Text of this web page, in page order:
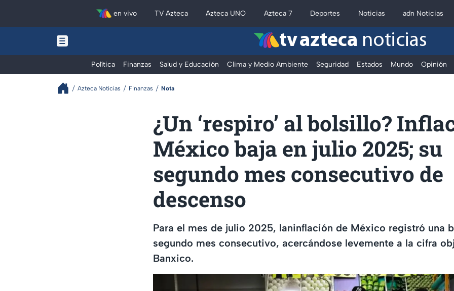
en vivo TV Azteca Azteca UNO Azteca 7 Deportes Noticias adn Noticias
tv azteca noticias
Política Finanzas Salud y Educación Clima y Medio Ambiente Seguridad Estados Mundo Opinión
Azteca Noticias Finanzas Nota
¿Un ‘respiro’ al bolsillo?
México baja en julio 2025; su
segundo mes consecutivo de
descenso
Para el mes de julio 2025, laninflación de México registró una
segundo mes consecutivo, acercándose levemente a la cifra
Banxico.